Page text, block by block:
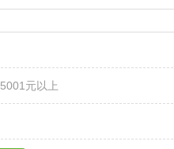
5001元以上